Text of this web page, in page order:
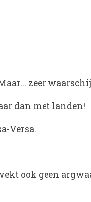
zeer
dan met landen!
Versa.
ook geen